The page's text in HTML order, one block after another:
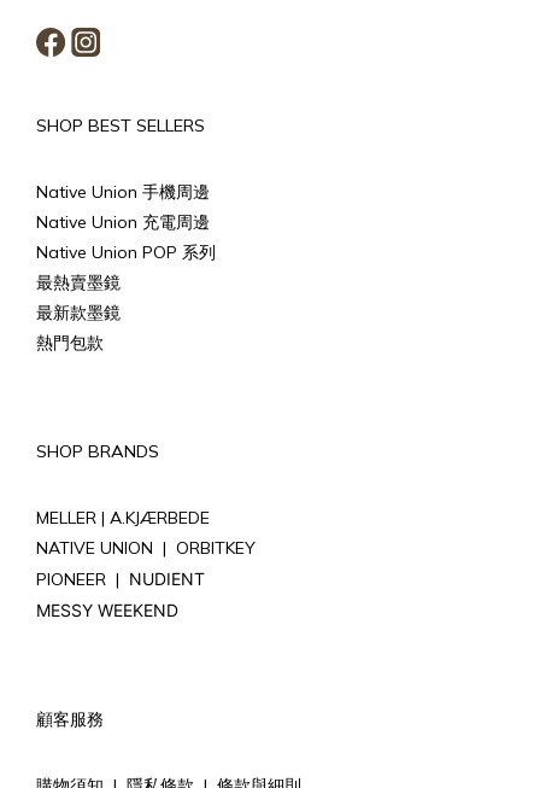
SHOP BEST SELLERS
Native Union 手機周邊
Native Union 充電周邊
Native Union POP 系列
最熱賣墨鏡
最新款墨鏡
熱門包款
SHOP BRANDS
MELLER | A.KJÆRBEDE
NATIVE UNION | ORBITKEY
PIONEER | NUDIENT
MESSY WEEKEND
顧客服務